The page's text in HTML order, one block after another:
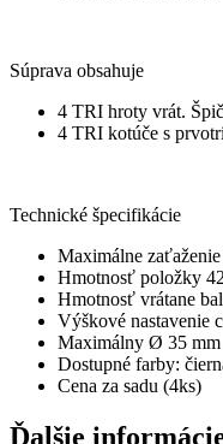
Súprava obsahuje
4 TRI hroty vrát.
4 TRI kotúče s
Technické špecifikácie
Maximálne
Hmotnosť položky
Hmotnosť vrátane
Výškové nastavenie
Maximálny Ø 35 mm
Dostupné farby:
Cena za sadu (4ks)
Ďalšie